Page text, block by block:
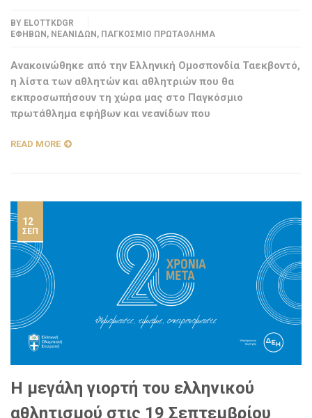
BY ELOTTKDGR
ΕΦΉΒΩΝ , ΝΕΑΝΊΔΩΝ , ΠΑΓΚΌΣΜΙΟ ΠΡΩΤΆΘΛΗΜΑ
Ανακοινώθηκε από την Ελληνική Ομοσπονδία Ταεκβοντό,
η λίστα των αθλητών και αθλητριών που θα
εκπροσωπήσουν τη χώρα μας στο Παγκόσμιο
πρωτάθλημα εφήβων και νεανίδων που
READ MORE
12
ΣΕΠ
Η μεγάλη γιορτή του ελληνικού
αθλητισμού στις 19 Σεπτεμβρίου